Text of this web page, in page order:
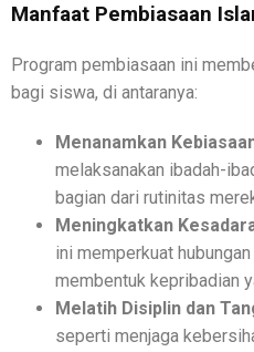
Manfaat Pembiasaan
Program pembiasaan ini
bagi siswa, di antaranya:
Menanamkan
melaksanakan ibadah-
bagian dari rutinitas
Meningkatkan
ini memperkuat
membentuk kepribadian
Melatih Disiplin dan
seperti menjaga